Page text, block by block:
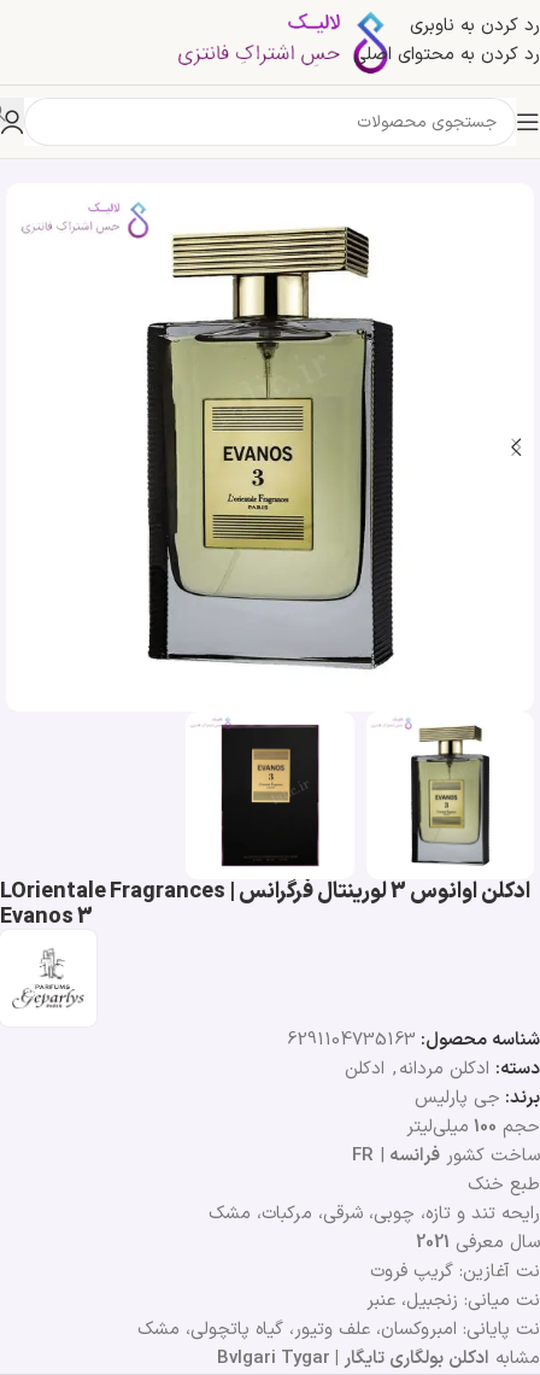
رد کردن به ناوبری
رد کردن به محتوای اصلی
خانه »فروشگاه »ادکلن اوانوس 3 لورینتال فرگرانس | LOrientale Fragrances Evanos 3
ادکلن اوانوس 3 لورینتال فرگرانس | LOrientale Fragrances
Evanos 3
شناسه محصول: 6291104735163
دسته: ادکلن مردانه, ادکلن
برند: جی پارلیس
حجم 100 میلی‌لیتر
ساخت کشور فرانسه |
FR
طبع خنک
رایحه تند و تازه، چوبی، شرقی، مرکبات، مشک
سال معرفی 2021
نت آغازین: گریپ فروت
نت میانی: زنجبیل، عنبر
نت پایانی: امبروکسان، علف وتیور، گیاه پاتچولی، مشک
مشابه ادکلن بولگاری تایگار | Bvlgari Tygar